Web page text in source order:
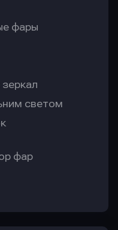
фары
светом
фар